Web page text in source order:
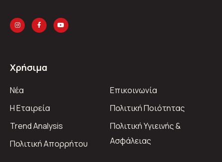
Χρήσιμα
Νέα
Η Εταιρεία
Trend Analysis
Πολιτική Απορρήτου
Επικοινωνία
Πολιτική Ποιότητας
Πολιτική Υγιεινής &
Ασφάλειας